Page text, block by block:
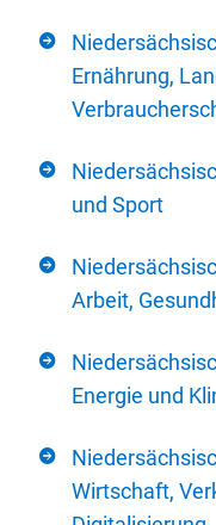
Ernährung,
und Sport
Arbeit,
Energie und
Wirtschaft,